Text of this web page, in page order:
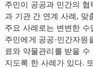
주민이 공공과 민간의
과 기관 간 연계 사례, 맞
주요 사례로는 변변한
주민에게 공공·민간자원
료와 약물관리를 받을
지도록 한 사례가 있다.